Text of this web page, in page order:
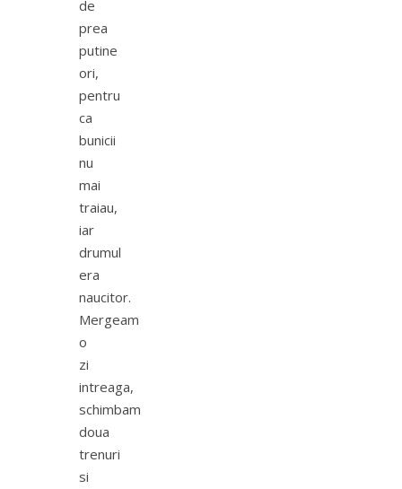
de
prea
putine
ori,
pentru
ca
bunicii
nu
mai
traiau,
iar
drumul
era
naucitor.
Mergeam
o
zi
intreaga,
schimbam
doua
trenuri
si